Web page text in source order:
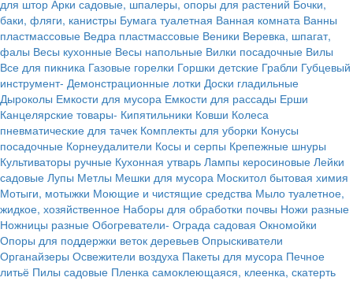
для штор Арки садовые, шпалеры, опоры для растений Бочки,
баки, фляги, канистры Бумага туалетная Ванная комната Ванны
пластмассовые Ведра пластмассовые Веники Веревка, шпагат,
фалы Весы кухонные Весы напольные Вилки посадочные Вилы
Все для пикника Газовые горелки Горшки детские Грабли Губцевый
инструмент- Демонстрационные лотки Доски гладильные
Дыроколы Емкости для мусора Емкости для рассады Ерши
Канцелярские товары- Кипятильники Ковши Колеса
пневматические для тачек Комплекты для уборки Конусы
посадочные Корнеудалители Косы и серпы Крепежные шнуры
Культиваторы ручные Кухонная утварь Лампы керосиновые Лейки
садовые Лупы Метлы Мешки для мусора Москитол бытовая химия
Мотыги, мотыжки Моющие и чистящие средства Мыло туалетное,
жидкое, хозяйственное Наборы для обработки почвы Ножи разные
Ножницы разные Обогреватели- Ограда садовая Окномойки
Опоры для поддержки веток деревьев Опрыскиватели
Органайзеры Освежители воздуха Пакеты для мусора Печное
литьё Пилы садовые Пленка самоклеющаяся, клеенка, скатерть